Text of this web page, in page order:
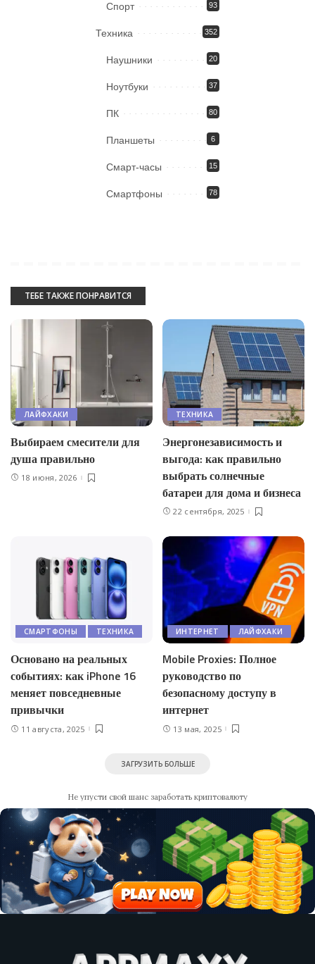
Спорт 93
Техника 352
Наушники 20
Ноутбуки 37
ПК 80
Планшеты 6
Смарт-часы 15
Смартфоны 78
ТЕБЕ ТАКЖЕ ПОНРАВИТСЯ
ЛАЙФХАКИ
Выбираем смесители для
душа правильно
18 июня, 2026
ТЕХНИКА
Энергонезависимость и
выгода: как правильно
выбрать солнечные
батареи для дома и бизнеса
22 сентября, 2025
СМАРТФОНЫ ТЕХНИКА
Основано на реальных
событиях: как iPhone 16
меняет повседневные
привычки
11 августа, 2025
ИНТЕРНЕТ ЛАЙФХАКИ
Mobile Proxies: Полное
руководство по
безопасному доступу в
интернет
13 мая, 2025
ЗАГРУЗИТЬ БОЛЬШЕ
Не упусти свой шанс заработать криптовалюту